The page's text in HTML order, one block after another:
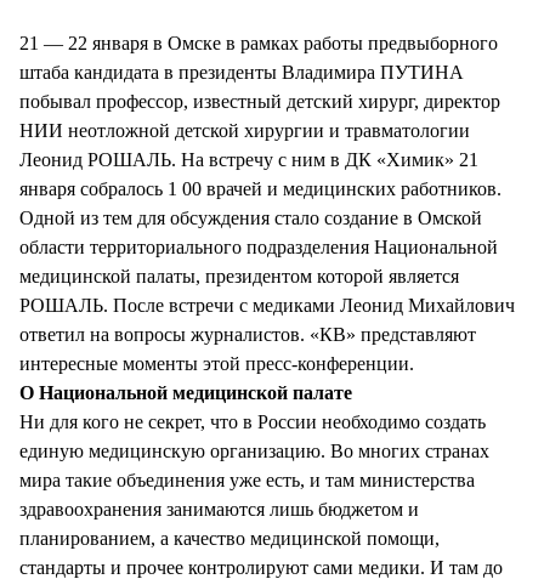
21 — 22 января в Омске в рамках работы предвыборного
штаба кандидата в президенты Владимира ПУТИНА
побывал профессор, известный детский хирург, директор
НИИ неотложной детской хирургии и травматологии
Леонид РОШАЛЬ. На встречу с ним в ДК «Химик» 21
января собралось 1 00 врачей и медицинских работников.
Одной из тем для обсуждения стало создание в Омской
области территориального подразделения Национальной
медицинской палаты, президентом которой является
РОШАЛЬ. После встречи с медиками Леонид Михайлович
ответил на вопросы журналистов. «КВ» представляют
интересные моменты этой пресс-конференции.
О Национальной медицинской палате
Ни для кого не секрет, что в России необходимо создать
единую медицинскую организацию. Во многих странах
мира такие объединения уже есть, и там министерства
здравоохранения занимаются лишь бюджетом и
планированием, а качество медицинской помощи,
стандарты и прочее контролируют сами медики. И там до